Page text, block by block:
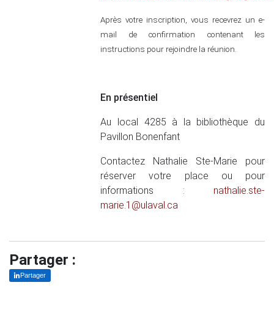
Après votre inscription, vous recevrez un e-
mail de confirmation contenant les
instructions pour rejoindre la réunion.
En présentiel
Au local 4285 à la bibliothèque du
Pavillon Bonenfant
Contactez Nathalie Ste-Marie pour
réserver votre place ou pour
informations : nathalie.ste-
marie.1@ulaval.ca
Partager :
Partager